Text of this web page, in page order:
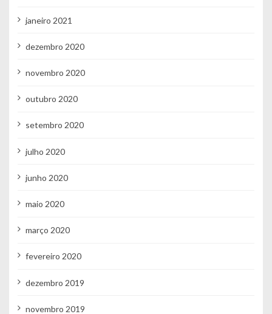
janeiro 2021
dezembro 2020
novembro 2020
outubro 2020
setembro 2020
julho 2020
junho 2020
maio 2020
março 2020
fevereiro 2020
dezembro 2019
novembro 2019